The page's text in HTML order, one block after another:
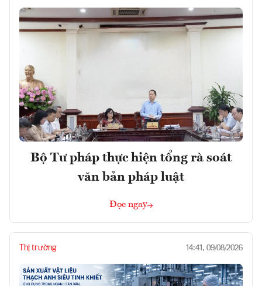
Bộ Tư pháp thực hiện tổng rà soát
văn bản pháp luật
Đọc ngay
Thị trường 14:41, 09/08/2026